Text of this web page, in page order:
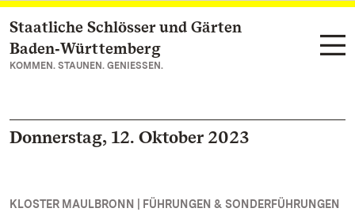
Zum Hauptinhalt springen
Staatliche Schlösser und Gärten
Baden‑Württemberg
KOMMEN. STAUNEN. GENIESSEN.
Donnerstag, 12. Oktober 2023
KLOSTER MAULBRONN | FÜHRUNGEN & SONDERFÜHRUNGEN